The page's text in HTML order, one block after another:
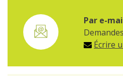
Par e-
Écrire